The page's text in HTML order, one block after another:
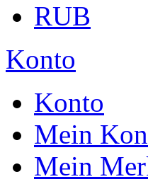
RUB
Konto
Konto
Mein
Mein